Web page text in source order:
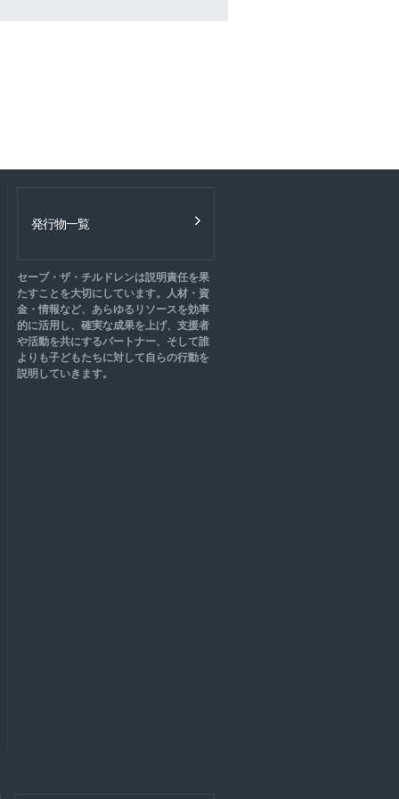
発行物一覧
セーブ・ザ・チルドレンは説明責任を果
たすことを大切にしています。人材・資
金・情報など、あらゆるリソースを効率
的に活用し、確実な成果を上げ、支援者
や活動を共にするパートナー、そして誰
よりも子どもたちに対して自らの行動を
説明していきます。